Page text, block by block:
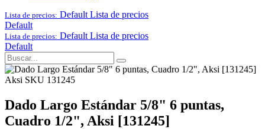
Lista de precios: Default Lista de precios
Default
Lista de precios: Default Lista de precios
Default
Aksi SKU 131245
Dado Largo Estándar 5/8" 6 puntas,
Cuadro 1/2", Aksi [131245]